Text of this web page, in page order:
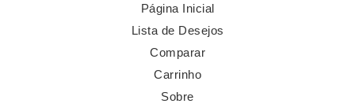
Página Inicial
Lista de Desejos
Comparar
Carrinho
Sobre